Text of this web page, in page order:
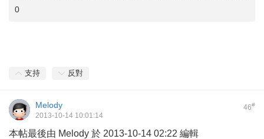
0
支持 反對
46#
Melody
2013-10-14 10:01:14
本帖最後由 Melody 於 2013-10-14 02:22 編輯